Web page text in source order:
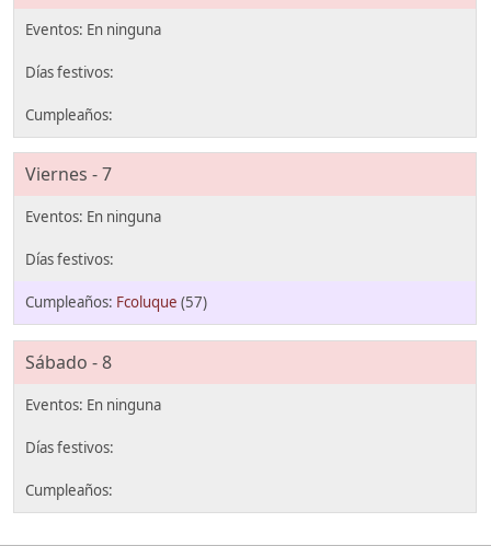
Viernes - 7
Fcoluque (57)
Sábado - 8